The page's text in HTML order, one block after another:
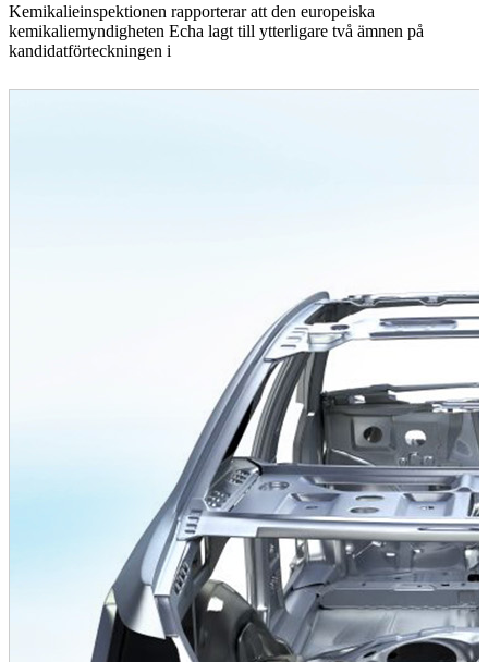
Kemikalieinspektionen rapporterar att den europeiska
kemikaliemyndigheten Echa lagt till ytterligare två ämnen på
kandidatförteckningen i